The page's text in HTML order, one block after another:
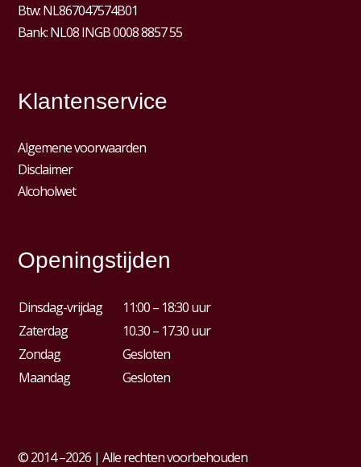
Btw:NL867047574B01
Bank: NL08 INGB 0008 8857 55
Klantenservice
Algemene voorwaarden
Disclaimer
Alcoholwet
Openingstijden
Dinsdag-vrijdag
11:00 – 18:30 uur
Zaterdag
10.30 – 17.30 uur
Zondag
Gesloten
Maandag
Gesloten
© 2014 –2026 | Alle rechten voorbehouden